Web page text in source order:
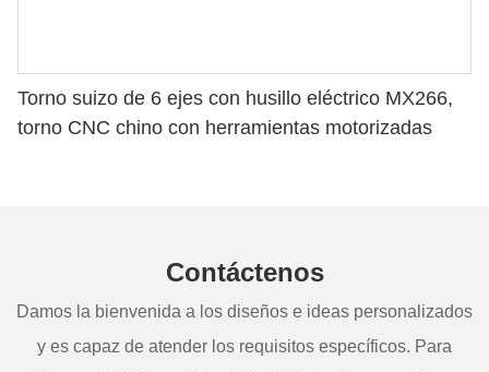
Torno suizo de 6 ejes con husillo eléctrico MX266,
torno CNC chino con herramientas motorizadas
Contáctenos
Damos la bienvenida a los diseños e ideas personalizados
y es capaz de atender los requisitos específicos. Para